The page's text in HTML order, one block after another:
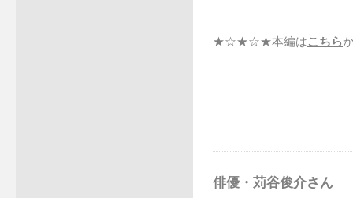
★☆★☆★本編はこちら
俳優・苅谷俊介さん